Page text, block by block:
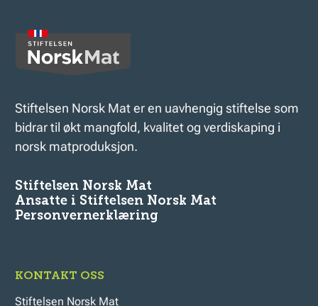
Stiftelsen Norsk Mat er en uavhengig stiftelse som
bidrar til økt mangfold, kvalitet og verdiskaping i
norsk matproduksjon.
Stiftelsen Norsk Mat
Ansatte i Stiftelsen Norsk Mat
Personvernerklæring
KONTAKT OSS
Stiftelsen Norsk Mat